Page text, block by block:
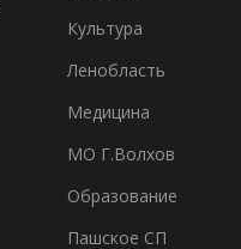
Культура
Ленобласть
Медицина
МО Г.Волхов
Образование
Пашское СП